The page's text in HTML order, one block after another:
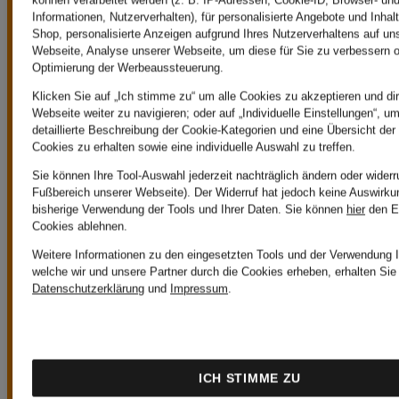
149€
Ab einem
Bestellwert von
149€ oder bei
Zahlung mit der
der Versand
Informationen, Nutzerverhalten), für personalisierte Angebote und
Shop, personalisierte Anzeigen aufgrund Ihres Nutzerverhaltens auf
Webseite, Analyse unserer Webseite, um diese für Sie zu verbessern
Optimierung der Werbeaussteuerung.
Klicken Sie auf „Ich stimme zu“ um alle Cookies zu akzeptieren und
Webseite weiter zu navigieren; oder auf „Individuelle Einstellungen“,
detaillierte Beschreibung der Cookie-Kategorien und eine Übersicht
Cookies zu erhalten sowie eine individuelle Auswahl zu treffen.
Sie können Ihre Tool-Auswahl jederzeit nachträglich ändern oder
Fußbereich unserer Webseite). Der Widerruf hat jedoch keine
bisherige Verwendung der Tools und Ihrer Daten. Sie können hier den
Cookies ablehnen.
Weitere Informationen zu den eingesetzten Tools und der Verwendung
welche wir und unsere Partner durch die Cookies erheben, erhalten
Datenschutzerklärung und Impressum.
ICH STIMME ZU